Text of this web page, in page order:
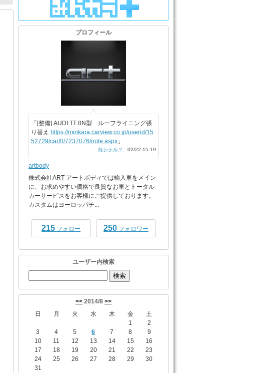
プロフィール
「[整備] AUDI TT 8N型 ルーフライニング張
り替え
https://minkara.carview.co.jp/userid/15
52729/car/0/7237076/note.aspx 」
何シテル？ 02/22 15:19
artbody
株式会社ART アートボディでは輸入車をメイン
に、お求めやすい価格で良質なお車とトータル
カーサービスをお客様にご提供しております。
カスタムはヨーロッパチ...
215 フォロー 250 フォロワー
ユーザー内検索
<< 2014/8 >>
日
月 火 水 木 金
土
1
2
3
4 5 6 7 8
9
10
11 12 13 14 15
16
17
18 19 20 21 22
23
24
25 26 27 28 29
30
31